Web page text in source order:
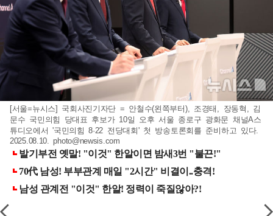
[서울=뉴시스] 국회사진기자단 = 안철수(왼쪽부터), 조경태, 장동혁, 김
문수 국민의힘 당대표 후보가 10일 오후 서울 종로구 광화문 채널A스
튜디오에서 '국민의힘 8·22 전당대회' 첫 방송토론회를 준비하고 있다.
2025.08.10.photo@newsis.com